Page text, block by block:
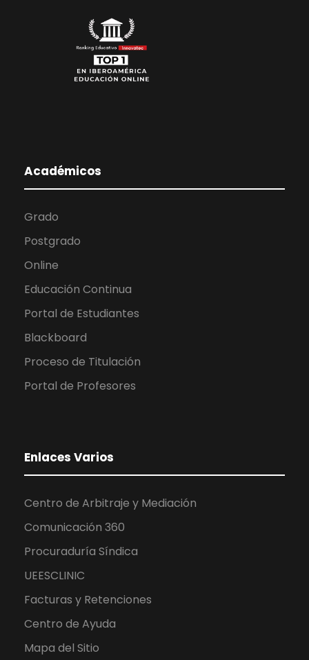
Académicos
Grado
Postgrado
Online
Educación Continua
Portal de Estudiantes
Blackboard
Proceso de Titulación
Portal de Profesores
Enlaces Varios
Centro de Arbitraje y Mediación
Comunicación 360
Procuraduría Síndica
UEESCLINIC
Facturas y Retenciones
Centro de Ayuda
Mapa del Sitio